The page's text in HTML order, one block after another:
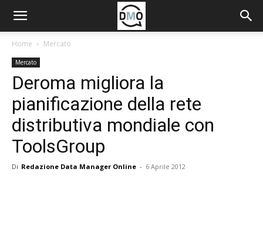
Home Mercato
Mercato
Deroma migliora la
pianificazione della rete
distributiva mondiale con
ToolsGroup
Di Redazione Data Manager Online - 6 Aprile 2012